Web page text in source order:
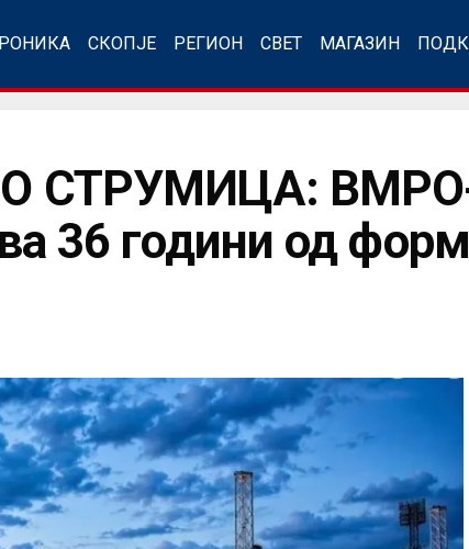
СКОПЈЕ РЕГИОН СВЕТ МАГАЗИН
СТРУМИЦА:
36 години од